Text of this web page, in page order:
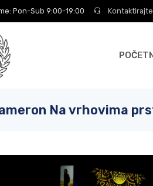
Pon-Sub 9:00-19:00
Na vrhovima